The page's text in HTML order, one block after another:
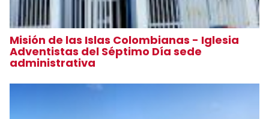
Misión de las Islas Colombianas - Iglesia
Adventistas del Séptimo Día sede
administrativa